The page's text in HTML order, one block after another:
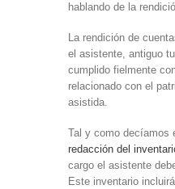
hablando de la
La rendición de
el asistente, antiguo
cumplido fielmente
relacionado con el
asistida.
Tal y como decíamos
redacción del
cargo el asistente
Este inventario